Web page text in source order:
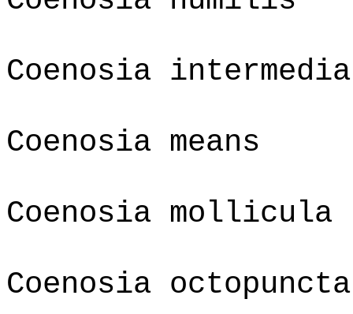
Coenosia intermedia
Coenosia means
Coenosia mollicula
Coenosia